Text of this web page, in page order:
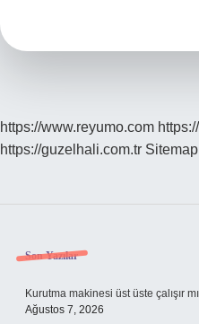
https://www.reyumo.com
https://guzelhali.com.tr Sitemap
Sidebar
Son Yazılar
Kurutma makinesi üst üste çalışır
Ağustos 7, 2026